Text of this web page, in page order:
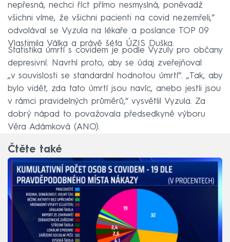
nepřesná, nechci říct přímo nesmyslná, poněvadž
všichni víme, že všichni pacienti na covid nezemřeli,“
odvolával se Vyzula na lékaře a poslance TOP 09
Vlastimila Válka a právě šéfa ÚZIS Duška.
Statistika úmrtí s covidem je podle Vyzuly pro občany
depresivní. Navrhl proto, aby se údaj zveřejňoval
„v souvislosti se standardní hodnotou úmrtí“. „Tak, aby
bylo vidět, zda tato úmrtí jsou navíc, anebo jestli jsou
v rámci pravidelných průměrů,“ vysvětlil Vyzula. Za
dobrý nápad to považovala předsedkyně výboru
Věra Adámková (ANO).
Čtěte také